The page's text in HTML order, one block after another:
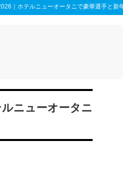
｜ホテルニューオータニで豪華選手と新
ニューオータニ